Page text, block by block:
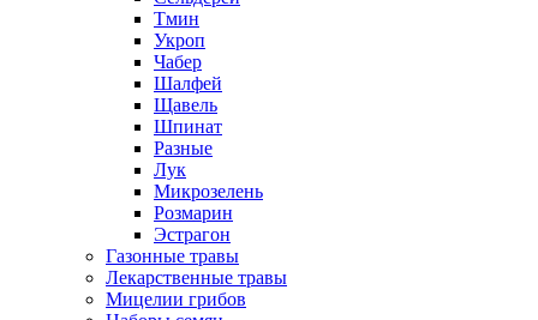
Тмин
Укроп
Чабер
Шалфей
Щавель
Шпинат
Разные
Лук
Микрозелень
Розмарин
Эстрагон
Газонные травы
Лекарственные травы
Мицелии грибов